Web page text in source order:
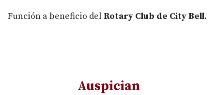
Función a beneficio del Rotary Club de City Bell.
Auspician